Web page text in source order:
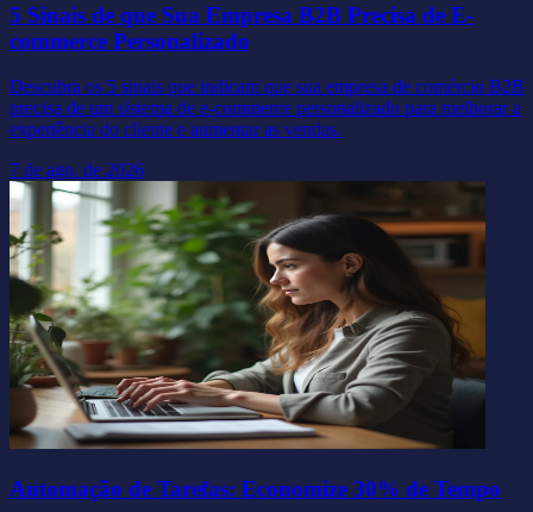
5 Sinais de que Sua Empresa B2B Precisa de E-
commerce Personalizado
Descubra os 5 sinais que indicam que sua empresa de comércio B2B
precisa de um sistema de e-commerce personalizado para melhorar a
experiência do cliente e aumentar as vendas.
7 de ago. de 2026
Automação de Tarefas: Economize 30% de Tempo